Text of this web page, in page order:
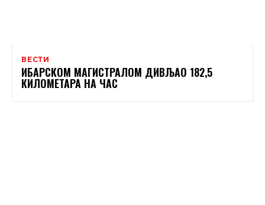
ВЕСТИ
ИБАРСКОМ МАГИСТРАЛОМ ДИВЉАО 182,5
КИЛОМЕТАРА НА ЧАС